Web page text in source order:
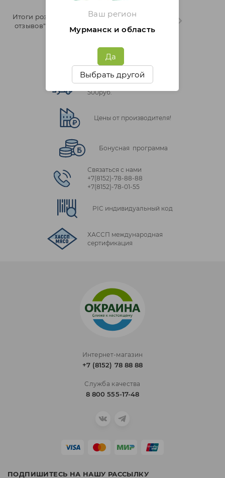
Ваш регион
Мурманск и область
Да
Выбрать другой
Итоги розыгрыша "Марафон
отзывов" 7 неделя 2026 года
Бесплатная доставка от
500руб.
Цены от производителя!
Бонусная программа
Связаться с нами
+7(8152)‑78‑88‑88
+7(8152)‑78‑01‑55
PIC индивидуальный код
ХАССП международная
сертификация
Интернет-магазин
+7 (8152) 78 88 88
Служба качества
8 800 555-17-48
ПОДПИШИТЕСЬ НА НАШУ РАССЫЛКУ